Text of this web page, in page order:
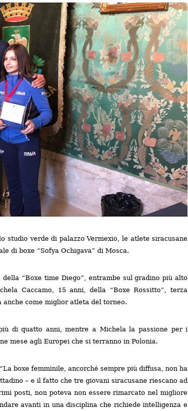
studio verde di palazzo Vermexio, le atlete siracusane
di boxe “Sofya Ochigava” di Mosca.
“Boxe time Diego”, entrambe sul gradino più alto
Caccamo, 15 anni, della “Boxe Rossitto”, terza
come miglior atleta del torneo.
di quatto anni, mentre a Michela la passione per i
mese agli Europei che si terranno in Polonia.
boxe femminile, ancorché sempre più diffusa, non ha
– e il fatto che tre giovani siracusane riescano ad
posti, non poteva non essere rimarcato nel migliore
avanti in una disciplina che richiede intelligenza e